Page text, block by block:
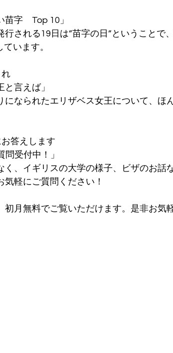
苗字　Top 10」
行される19日は”苗字の日”ということで
います。
と言えば」
になられたエリザベス女王について、ほ
お答えします
問受付中！」
く、イギリスの大学の様子、ビザのお話
気軽にご質問ください！
初月無料でご覧いただけます。是非お気